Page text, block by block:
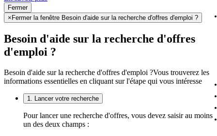
Fermer
× Fermer la fenêtre Besoin d'aide sur la recherche d'offres d'emploi ?
Besoin d'aide sur la recherche d'offres
d'emploi ?
Besoin d'aide sur la recherche d'offres d'emploi ?Vous trouverez les
informations essentielles en cliquant sur l'étape qui vous intéresse
1. Lancer votre recherche
Pour lancer une recherche d'offres, vous devez saisir au moins
un des deux champs :